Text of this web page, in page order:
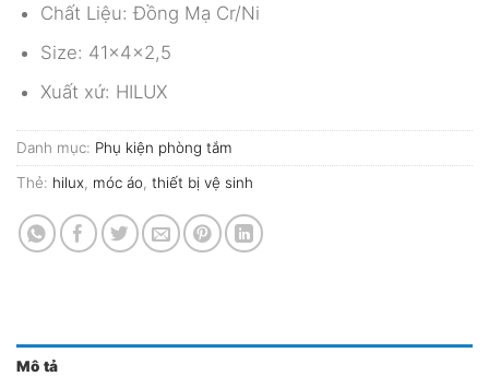
Chất Liệu: Đồng Mạ Cr/Ni
Size: 41x4x2,5
Xuất xứ: HILUX
Danh mục: Phụ kiện phòng tắm
Thẻ: hilux móc áo thiết bị vệ sinh
Mô tả